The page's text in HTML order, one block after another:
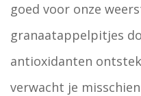
goed voor onze
granaatappelpitjes
antioxidanten
verwacht je